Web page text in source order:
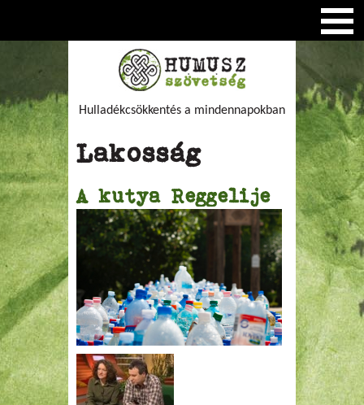
Hulladékcsökkentés a mindennapokban
Lakosság
A kutya Reggelije